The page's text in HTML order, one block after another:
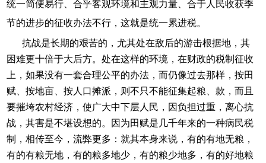
统一简便易行、合乎客观环境和主观力量、合于人民收获季
节的进步的征收办法不行，这就是统一累进税。
抗战是长期的艰苦的，尤其处在敌后的游击根据地，其
困难更十倍于大后方。处在这样的环境，在财政的税制征收
上，如果没有一套合理公平的办法，而仍像过去那样，按田
赋、按地亩、按人口摊派，则不只不能征集起粮、款，而且
要摧垮农村经济，使广大中下层人民，因负担过重，离心抗
战，其害是不堪设想的。因为田赋是几千年来的一种病民税
制，相传至今，流弊更多：就其本身来说，有的有地无粮，
有的有粮无地，有的粮多地少，有的粮少地多，有的好地粮